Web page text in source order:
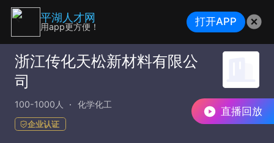
直播回放
浙江传化天松新材料有限公
司
100-1000人 化学化工
企业认证
平湖人才网
用app更方便！ 打开APP